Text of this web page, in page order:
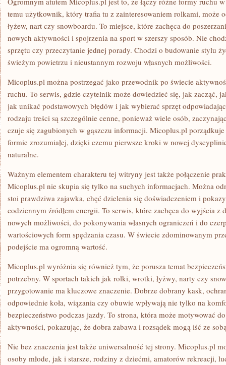
temu użytkownik, który trafia tu z zainteresowaniem rolkami, może
łyżew, nart czy snowboardu. To miejsce, które zachęca do
nowych aktywności i spojrzenia na sport w szerszy sposób. Nie
sprzętu czy przeczytanie jednej porady. Chodzi o budowanie stylu
świeżym powietrzu i nieustannym rozwoju własnych możliwości.
Micoplus.pl można postrzegać jako przewodnik po świecie
ruchu. To serwis, gdzie czytelnik może dowiedzieć się, jak zacząć,
jak unikać podstawowych błędów i jak wybierać sprzęt
rodzaju treści są szczególnie cenne, ponieważ wiele osób,
czuje się zagubionych w gąszczu informacji. Micoplus.pl
formie zrozumiałej, dzięki czemu pierwsze kroki w nowej
naturalne.
Ważnym elementem charakteru tej witryny jest także połączenie
Micoplus.pl nie skupia się tylko na suchych informacjach. Można
stoi prawdziwa zajawka, chęć dzielenia się doświadczeniem i
codziennym źródłem energii. To serwis, które zachęca do wyjścia z
nowych możliwości, do pokonywania własnych ograniczeń i do
wartościowych form spędzania czasu. W świecie zdominowanym
podejście ma ogromną wartość.
Micoplus.pl wyróżnia się również tym, że porusza temat
potrzebny. W sportach takich jak rolki, wrotki, łyżwy, narty czy
przygotowanie ma kluczowe znaczenie. Dobrze dobrany kask,
odpowiednie koła, wiązania czy obuwie wpływają nie tylko na
bezpieczeństwo podczas jazdy. To strona, która może motywować
aktywności, pokazując, że dobra zabawa i rozsądek mogą iść ze
Nie bez znaczenia jest także uniwersalność tej strony. Micoplus.pl
osoby młode, jak i starsze, rodziny z dziećmi, amatorów rekreacji,